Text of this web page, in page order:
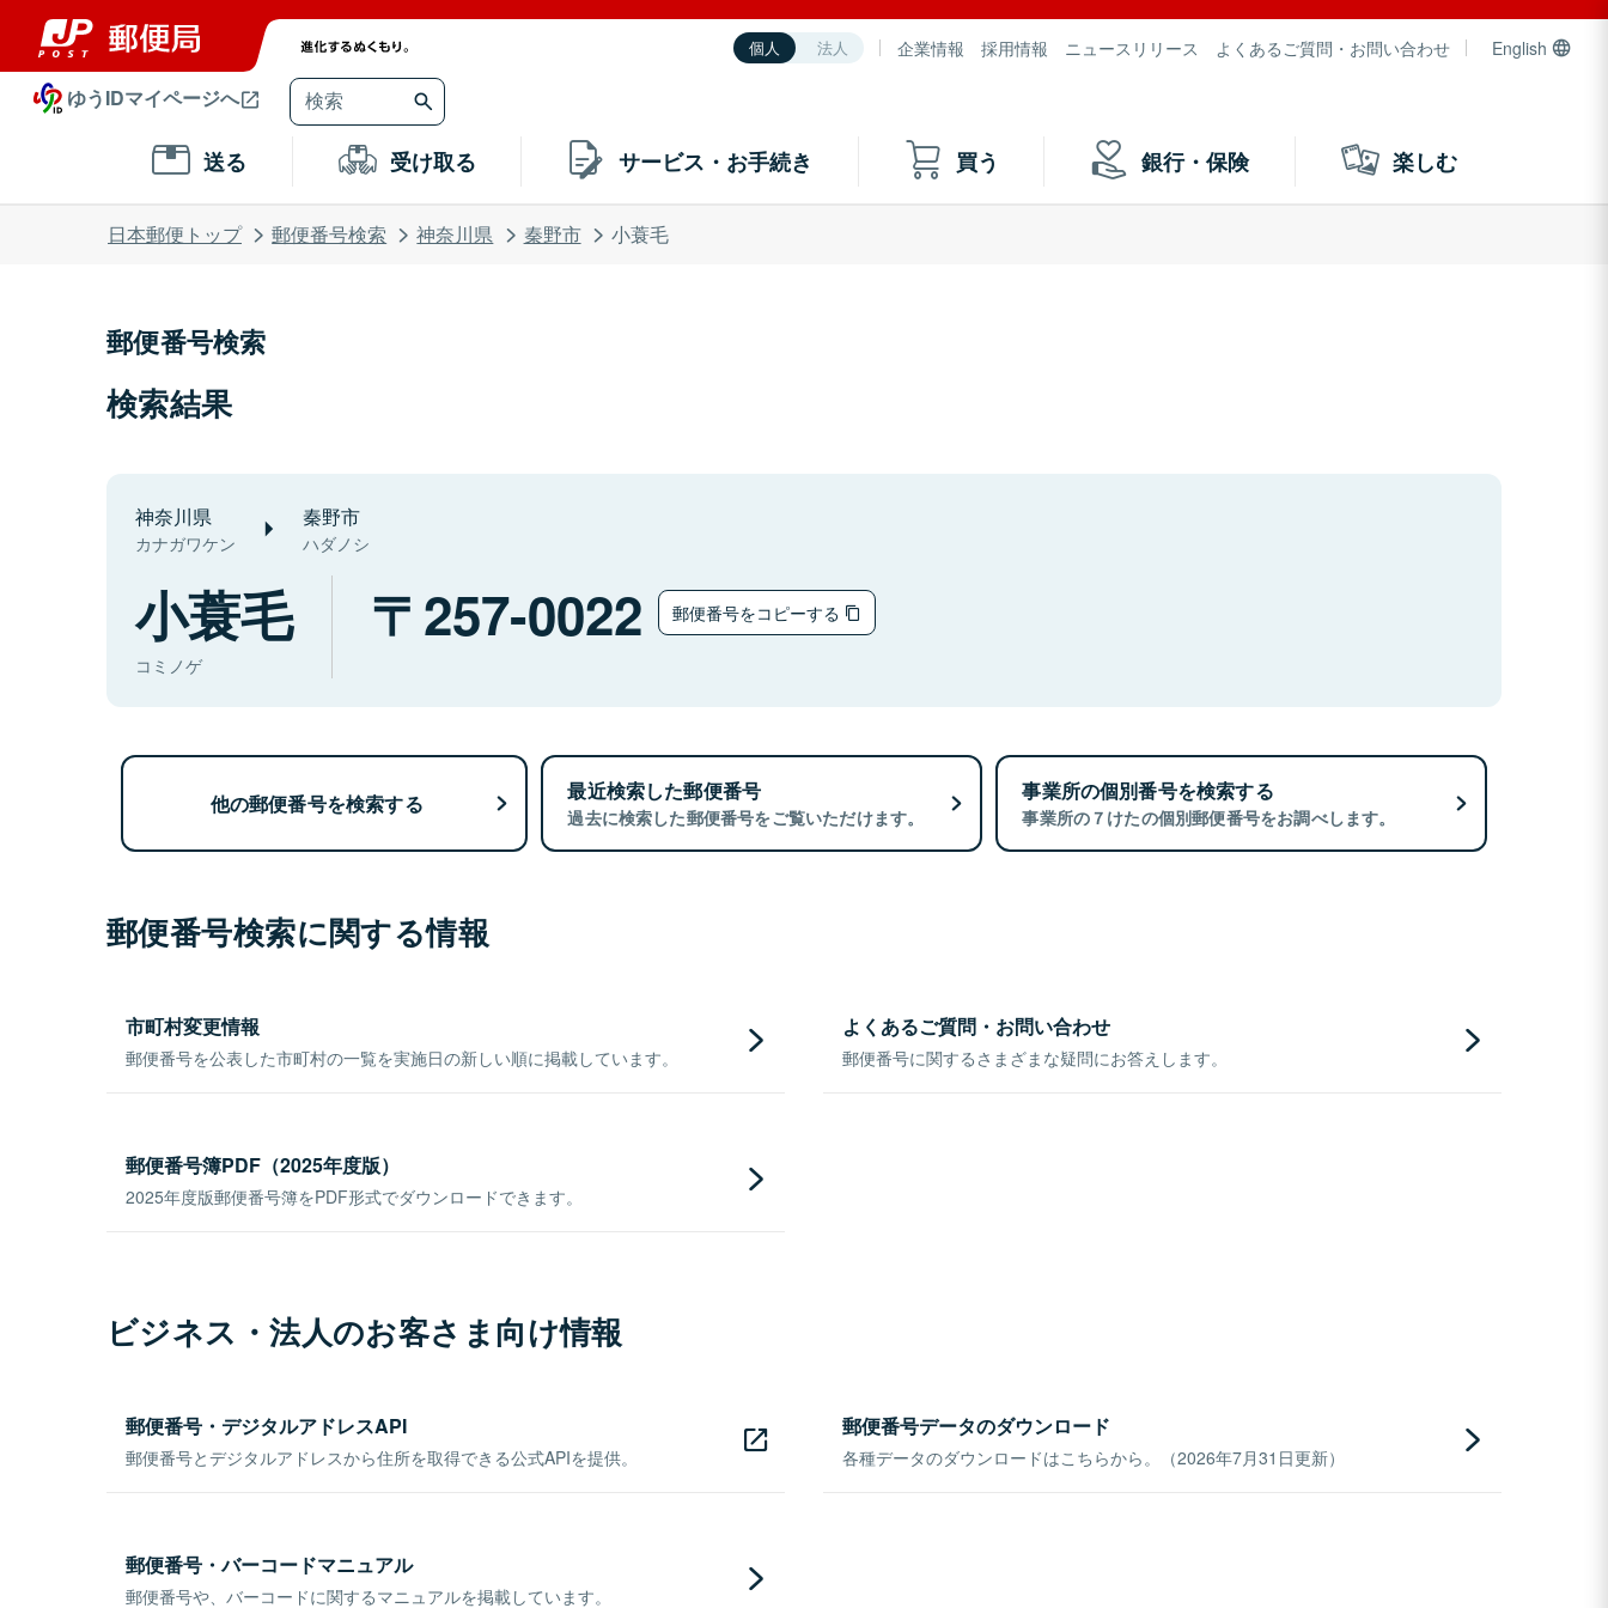
個人 法人 企業情報 採用情報 ニュースリリース よくあるご質問・お問い合わせ English
ゆうIDマイページへ
送る 受け取る サービス・お手続き 買う 銀行・保険 楽しむ
日本郵便トップ 郵便番号検索 神奈川県 秦野市 小蓑毛
郵便番号検索
検索結果
神奈川県
カナガワケン
秦野市
ハダノシ
小蓑毛
コミノゲ
257-0022 郵便番号をコピーする
他の郵便番号を検索する 最近検索した郵便番号
過去に検索した郵便番号をご覧いただけます。
事業所の個別番号を検索する
事業所の７けたの個別郵便番号をお調べします。
郵便番号検索に関する情報
市町村変更情報
郵便番号を公表した市町村の一覧を実施日の新しい順に掲載しています。
よくあるご質問・お問い合わせ
郵便番号に関するさまざまな疑問にお答えします。
郵便番号簿PDF（2025年度版）
2025年度版郵便番号簿をPDF形式でダウンロードできます。
ビジネス・法人のお客さま向け情報
郵便番号・デジタルアドレスAPI
郵便番号とデジタルアドレスから住所を取得できる公式APIを提供。
郵便番号データのダウンロード
各種データのダウンロードはこちらから。（2026年7月31日更新）
郵便番号・バーコードマニュアル
郵便番号や、バーコードに関するマニュアルを掲載しています。